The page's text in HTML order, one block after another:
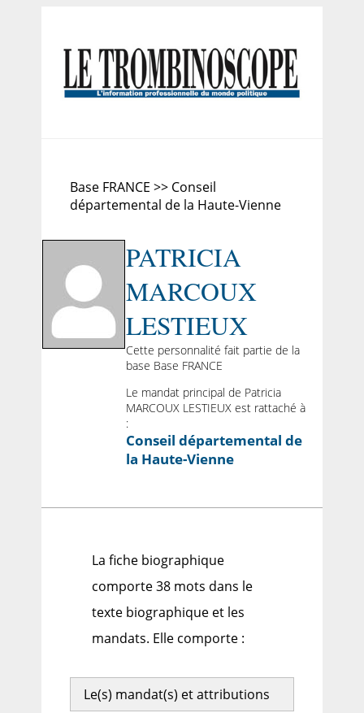
Base FRANCE >> Conseil
départemental de la Haute-Vienne
PATRICIA
MARCOUX
LESTIEUX
Cette personnalité fait partie de la
base Base FRANCE
Le mandat principal de Patricia
MARCOUX LESTIEUX est rattaché à
:
Conseil départemental de
la Haute-Vienne
La fiche biographique
comporte 38 mots dans le
texte biographique et les
mandats. Elle comporte :
Le(s) mandat(s) et attributions